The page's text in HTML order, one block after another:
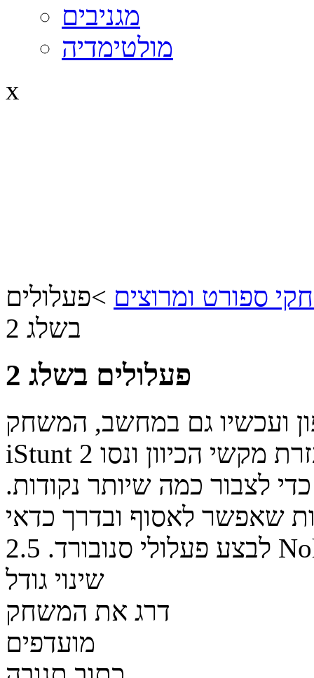
מגניבים
מולטימדיה
x
ספורט ומרוצים >פעלולים
בשלג 2
פעלולים בשלג 2
ועכשיו גם במחשב, המשחק
iStunt 2 הוא פשוט ומהנה - שחקו בעזרת מקשי הכיוון ונסו
לצבור כמה שיותר נקודות.
שאפשר לאסוף ובדרך כדאי
לבצע פעלולי סנובורד. 2.5
שינוי גודל
דרג את המשחק
מועדפים